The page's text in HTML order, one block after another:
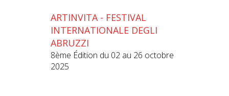
ARTINVITA - FESTIVAL
INTERNATIONALE DEGLI
ABRUZZI
8ème Édition du 02 au 26 octobre
2025